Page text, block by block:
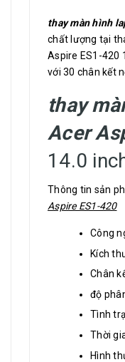
thay màn hình
chất lượng tại
Aspire ES1-420
với 30 chân kết
thay
Acer
14.0
Thông tin sản
Aspire ES1-420
Công
Kích
Chân
độ
Tình
Thời
Hình